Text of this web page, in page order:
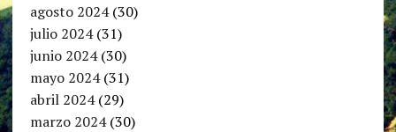
agosto 2024(30)
julio 2024(31)
junio 2024(30)
mayo 2024(31)
abril 2024(29)
marzo 2024(30)